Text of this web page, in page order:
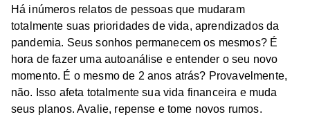
Há inúmeros relatos de pessoas que mudaram
totalmente suas prioridades de vida, aprendizados da
pandemia. Seus sonhos permanecem os mesmos? É
hora de fazer uma autoanálise e entender o seu novo
momento. É o mesmo de 2 anos atrás? Provavelmente,
não. Isso afeta totalmente sua vida financeira e muda
seus planos. Avalie, repense e tome novos rumos.